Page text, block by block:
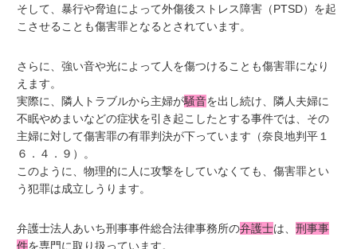
そして、暴行や脅迫によって外傷後ストレス障害（PTSD）を起
こさせることも傷害罪となるとされています。
さらに、強い音や光によって人を傷つけることも傷害罪になり
えます。
実際に、隣人トラブルから主婦が騒音を出し続け、隣人夫婦に
不眠やめまいなどの症状を引き起こしたとする事件では、その
主婦に対して傷害罪の有罪判決が下っています（奈良地判平１
６．４．９）。
このように、物理的に人に攻撃をしていなくても、傷害罪とい
う犯罪は成立しうります。
弁護士法人あいち刑事事件総合法律事務所の弁護士は、刑事事
件を専門に取り扱っています。